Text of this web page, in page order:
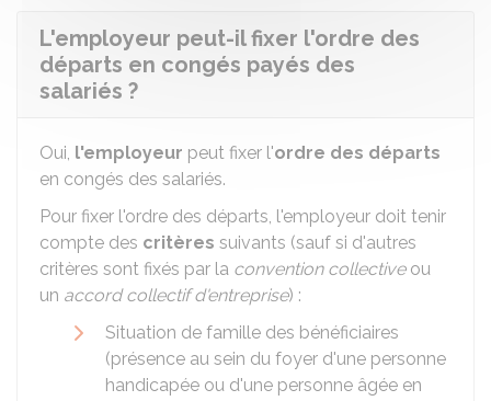
L'employeur peut-il fixer l'ordre des
départs en congés payés des
salariés ?
Oui, l'employeur peut fixer l'ordre des départs
en congés des salariés.
Pour fixer l'ordre des départs, l'employeur doit tenir
compte des critères suivants (sauf si d'autres
critères sont fixés par la convention collectiveou
un accord collectif d'entreprise) :
Situation de famille des bénéficiaires
(présence au sein du foyer d'une personne
handicapée ou d'une personne âgée en